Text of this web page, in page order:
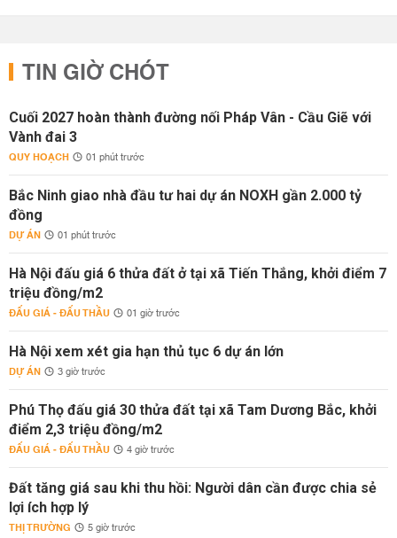
TIN GIỜ CHÓT
Cuối 2027 hoàn thành đường nối Pháp Vân - Cầu Giẽ với
Vành đai 3
QUY HOẠCH 01 phút trước
Bắc Ninh giao nhà đầu tư hai dự án NOXH gần 2.000 tỷ
đồng
DỰ ÁN 01 phút trước
Hà Nội đấu giá 6 thửa đất ở tại xã Tiến Thắng, khởi điểm 7
triệu đồng/m2
ĐẤU GIÁ - ĐẤU THẦU 01 giờ trước
Hà Nội xem xét gia hạn thủ tục 6 dự án lớn
DỰ ÁN 3 giờ trước
Phú Thọ đấu giá 30 thửa đất tại xã Tam Dương Bắc, khởi
điểm 2,3 triệu đồng/m2
ĐẤU GIÁ - ĐẤU THẦU 4 giờ trước
Đất tăng giá sau khi thu hồi: Người dân cần được chia sẻ
lợi ích hợp lý
THỊ TRƯỜNG 5 giờ trước